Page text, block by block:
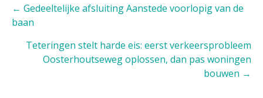
Posts
navigation
← Gedeeltelijke afsluiting Aanstede voorlopig van de
baan
Teteringen stelt harde eis: eerst verkeersprobleem
Oosterhoutseweg oplossen, dan pas woningen
bouwen →